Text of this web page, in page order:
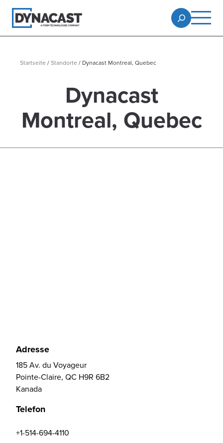
Startseite /Standorte / Dynacast Montreal, Quebec
Dynacast
Montreal, Quebec
Adresse
185 Av. du Voyageur
Pointe-Claire, QC H9R 6B2
Kanada
Telefon
+1-514-694-4110